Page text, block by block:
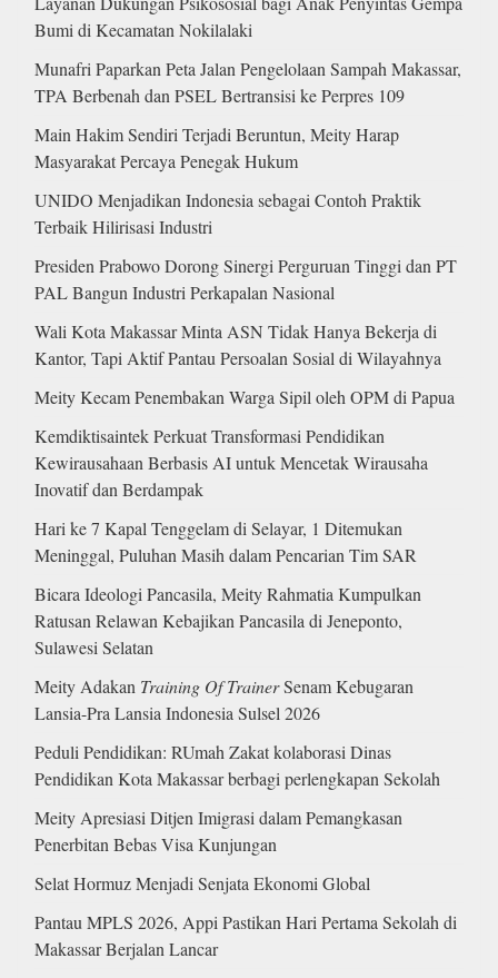
Bumi di Kecamatan Nokilalaki
Munafri Paparkan Peta Jalan Pengelolaan Sampah Makassar,
TPA Berbenah dan PSEL Bertransisi ke Perpres 109
Main Hakim Sendiri Terjadi Beruntun, Meity Harap
Masyarakat Percaya Penegak Hukum
UNIDO Menjadikan Indonesia sebagai Contoh Praktik
Terbaik Hilirisasi Industri
Presiden Prabowo Dorong Sinergi Perguruan Tinggi dan PT
PAL Bangun Industri Perkapalan Nasional
Wali Kota Makassar Minta ASN Tidak Hanya Bekerja di
Kantor, Tapi Aktif Pantau Persoalan Sosial di Wilayahnya
Meity Kecam Penembakan Warga Sipil oleh OPM di Papua
Kemdiktisaintek Perkuat Transformasi Pendidikan
Kewirausahaan Berbasis AI untuk Mencetak Wirausaha
Inovatif dan Berdampak
Hari ke 7 Kapal Tenggelam di Selayar, 1 Ditemukan
Meninggal, Puluhan Masih dalam Pencarian Tim SAR
Bicara Ideologi Pancasila, Meity Rahmatia Kumpulkan
Ratusan Relawan Kebajikan Pancasila di Jeneponto,
Sulawesi Selatan
Meity Adakan Training Of TrainerSenam Kebugaran
Lansia-Pra Lansia Indonesia Sulsel 2026
Peduli Pendidikan: RUmah Zakat kolaborasi Dinas
Pendidikan Kota Makassar berbagi perlengkapan Sekolah
Meity Apresiasi Ditjen Imigrasi dalam Pemangkasan
Penerbitan Bebas Visa Kunjungan
Selat Hormuz Menjadi Senjata Ekonomi Global
Pantau MPLS 2026, Appi Pastikan Hari Pertama Sekolah di
Makassar Berjalan Lancar